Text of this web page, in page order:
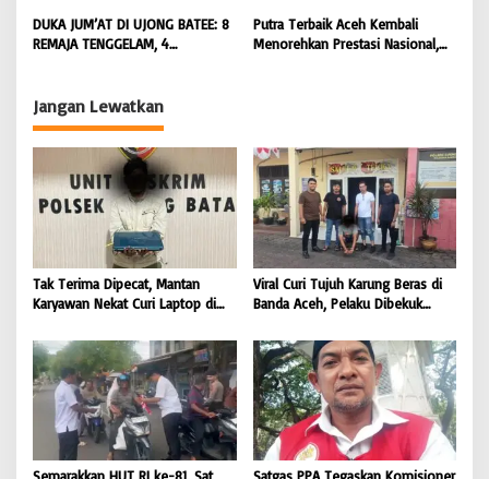
Pencarian Satu Korban Lain |
BONGKAR ‘Perkara.com
Hukum terhadap Oknum |
BONGKAR ‘Perkara.com
DUKA JUM’AT DI UJONG BATEE: 8
REMAJA TENGGELAM, 4
Putra Terbaik Aceh Kembali
Menorehkan Prestasi Nasional,
Jangan Lewatkan
Tak Terima Dipecat, Mantan
Karyawan Nekat Curi Laptop di
BONGKAR ‘Perkara.com
Viral Curi Tujuh Karung Beras di
Banda Aceh, Pelaku Dibekuk
‘Perkara.com